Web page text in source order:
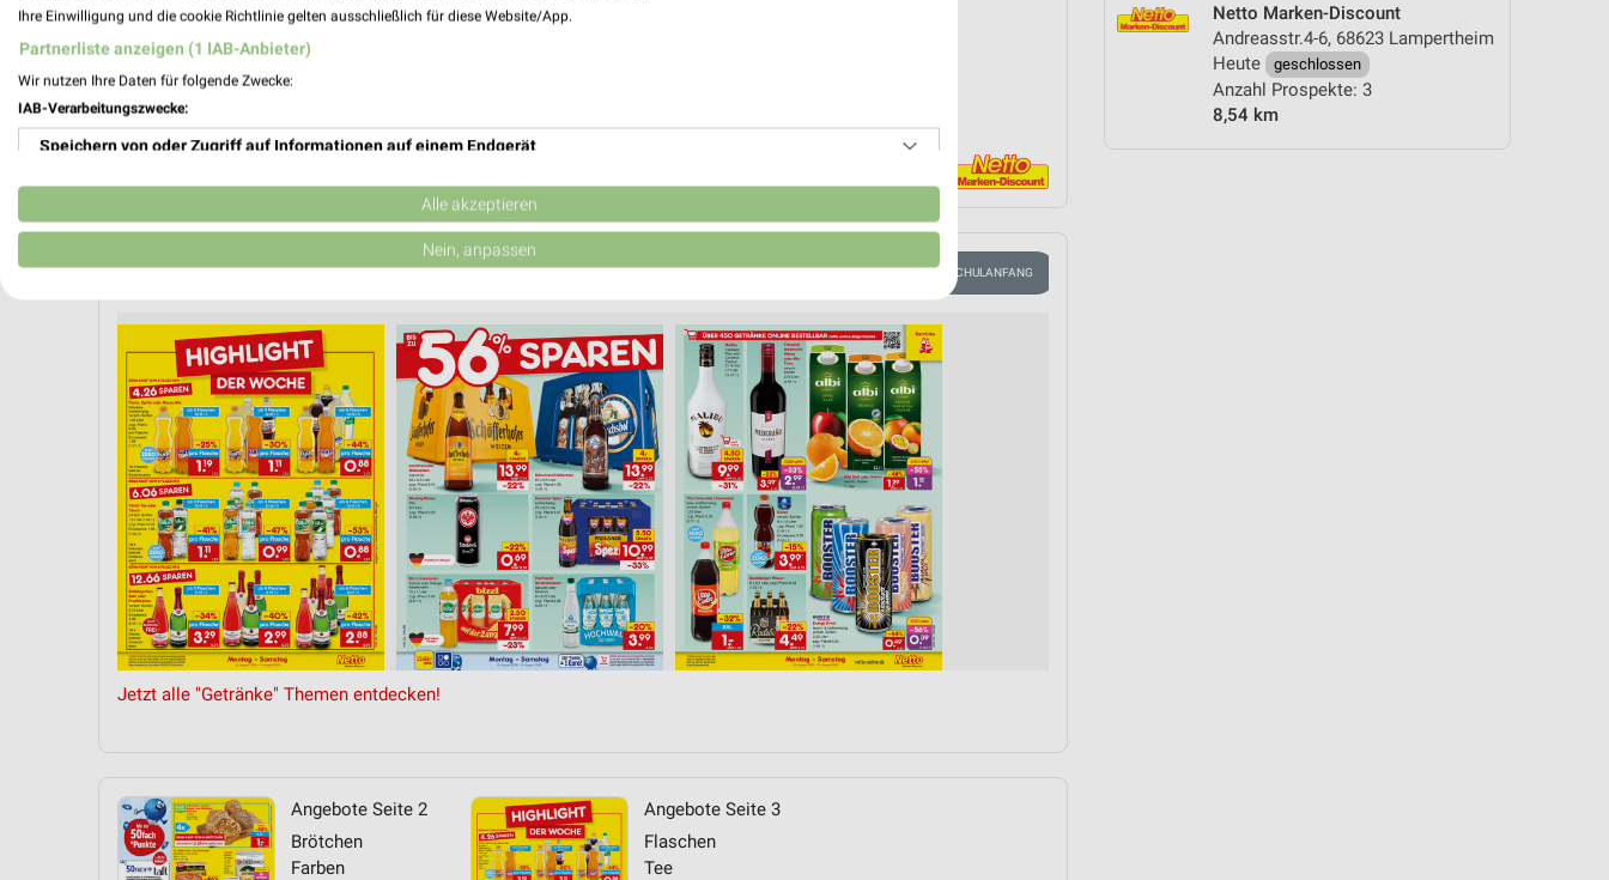
Netto Marken-Discount
Andreasstr.4-6, 68623 Lampertheim
Heute
geschlossen
Anzahl Prospekte: 3
8,54 km
KAFFEE GETRÄNKE WEIN SPIRITUOSEN SOMMER & SONNE GARTEN & BALKON WELLNESS FÜR ZUHAUSE SCHULANFANG
Jetzt alle "Getränke" Themen entdecken!
Angebote Seite 2
Brötchen
Farben
Angebote Seite 3
Flaschen
Tee
Ihre Einwilligung und die cookie Richtlinie gelten ausschließlich für diese Website/App.
Partnerliste anzeigen (1 IAB-Anbieter)
Wir nutzen Ihre Daten für folgende Zwecke:
IAB-Verarbeitungszwecke:
Speichern von oder Zugriff auf Informationen auf einem Endgerät
Verwendung reduzierter Daten zur Auswahl von Werbeanzeigen
Erstellung von Profilen für personalisierte Werbung
Erstellung von Profilen zur Personalisierung von Inhalten
Verwendung von Profilen zur Auswahl personalisierter Inhalte
Messung der Werbeleistung
Messung der Performance von Inhalten
Analyse von Zielgruppen durch Statistiken oder Kombinationen von Daten aus verschiedenen
Entwicklung und Verbesserung der Angebote
Verwendung reduzierter Daten zur Auswahl von Inhalten
IAB-Besonderheiten:
Nicht-IAB-Verarbeitungszwecke:
Notwendig
Alle akzeptieren
Nein, anpassen